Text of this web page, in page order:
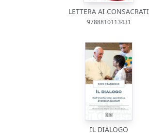
LETTERA AI CONSACRATI
9788810113431
IL DIALOGO